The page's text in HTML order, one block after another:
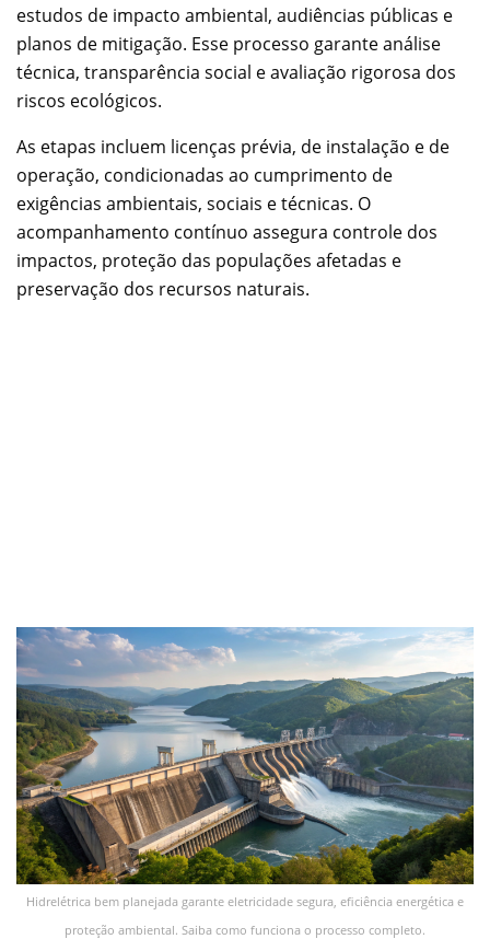
estudos de impacto ambiental, audiências públicas e
planos de mitigação. Esse processo garante análise
técnica, transparência social e avaliação rigorosa dos
riscos ecológicos.
As etapas incluem licenças prévia, de instalação e de
operação, condicionadas ao cumprimento de
exigências ambientais, sociais e técnicas. O
acompanhamento contínuo assegura controle dos
impactos, proteção das populações afetadas e
preservação dos recursos naturais.
Hidrelétrica bem planejada garante eletricidade segura, eficiência energética e
proteção ambiental. Saiba como funciona o processo completo.